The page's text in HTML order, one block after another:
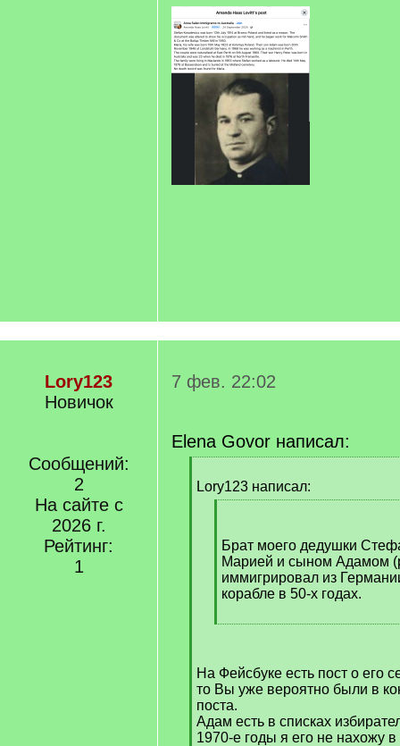
Lory123
Новичок
Сообщений:
2
На сайте с
2026 г.
Рейтинг:
1
7 фев. 22:02
Elena Govor написал:
qLory123 написал:
]Брат моего дедушки
Марией и сыном Адамом
иммигрировал из
корабле в 50-х годах.
[
]
На Фейсбуке есть пост о его
то Вы уже вероятно были в
поста.
Адам есть в списках
1970-е годы я его не нахожу в